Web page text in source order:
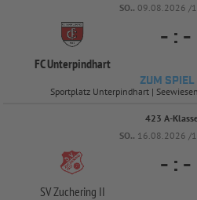
SO.. 09.08.2026 /
FC Unterpindhart
- : -
ZUM SPIEL
Sportplatz Unterpindhart |
423 A-
SO.. 16.08.2026 /
SV Zuchering II
- : -